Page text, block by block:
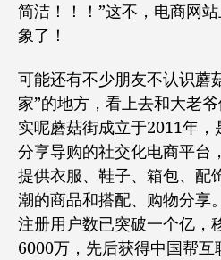
简洁！！！”这不，电商网
象了！
可能还有不少朋友不认识蘑
家”的地方，看上去和大老
实呢蘑菇街成立于2011年
分享导购的社交化电商平台
提供衣服、鞋子、箱包、配
潮的商品和搭配、购物分享
注册用户数已突破一个亿，
6000万，先后获得中国帮